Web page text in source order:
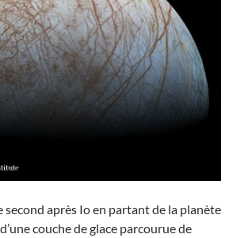
second après Io en partant de la planète
couche de glace parcourue de